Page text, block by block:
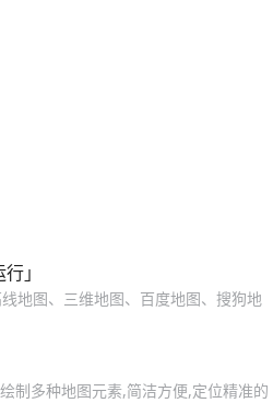
」
地图、三维地图、百度地图、搜狗地
制多种地图元素,简洁方便,定位精准的